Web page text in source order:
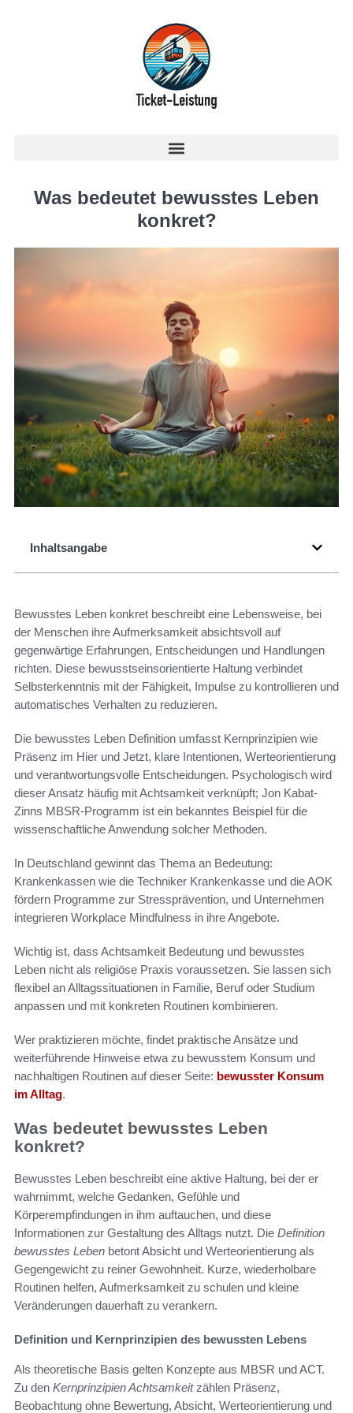
Was bedeutet bewusstes Leben
konkret?
Inhaltsangabe
Bewusstes Leben konkret beschreibt eine Lebensweise, bei
der Menschen ihre Aufmerksamkeit absichtsvoll auf
gegenwärtige Erfahrungen, Entscheidungen und Handlungen
richten. Diese bewusstseinsorientierte Haltung verbindet
Selbsterkenntnis mit der Fähigkeit, Impulse zu kontrollieren und
automatisches Verhalten zu reduzieren.
Die bewusstes Leben Definition umfasst Kernprinzipien wie
Präsenz im Hier und Jetzt, klare Intentionen, Werteorientierung
und verantwortungsvolle Entscheidungen. Psychologisch wird
dieser Ansatz häufig mit Achtsamkeit verknüpft; Jon Kabat-
Zinns MBSR-Programm ist ein bekanntes Beispiel für die
wissenschaftliche Anwendung solcher Methoden.
In Deutschland gewinnt das Thema an Bedeutung:
Krankenkassen wie die Techniker Krankenkasse und die AOK
fördern Programme zur Stressprävention, und Unternehmen
integrieren Workplace Mindfulness in ihre Angebote.
Wichtig ist, dass Achtsamkeit Bedeutung und bewusstes
Leben nicht als religiöse Praxis voraussetzen. Sie lassen sich
flexibel an Alltagssituationen in Familie, Beruf oder Studium
anpassen und mit konkreten Routinen kombinieren.
Wer praktizieren möchte, findet praktische Ansätze und
weiterführende Hinweise etwa zu bewusstem Konsum und
nachhaltigen Routinen auf dieser Seite: bewusster Konsum
im Alltag.
Was bedeutet bewusstes Leben
konkret?
Bewusstes Leben beschreibt eine aktive Haltung, bei der er
wahrnimmt, welche Gedanken, Gefühle und
Körperempfindungen in ihm auftauchen, und diese
Informationen zur Gestaltung des Alltags nutzt. Die Definition
bewusstes Leben betont Absicht und Werteorientierung als
Gegengewicht zu reiner Gewohnheit. Kurze, wiederholbare
Routinen helfen, Aufmerksamkeit zu schulen und kleine
Veränderungen dauerhaft zu verankern.
Definition und Kernprinzipien des bewussten Lebens
Als theoretische Basis gelten Konzepte aus MBSR und ACT.
Zu den Kernprinzipien Achtsamkeitzählen Präsenz,
Beobachtung ohne Bewertung, Absicht, Werteorientierung und